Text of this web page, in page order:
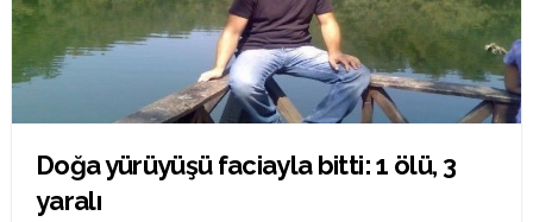
Doğa yürüyüşü faciayla bitti: 1 ölü, 3
yaralı